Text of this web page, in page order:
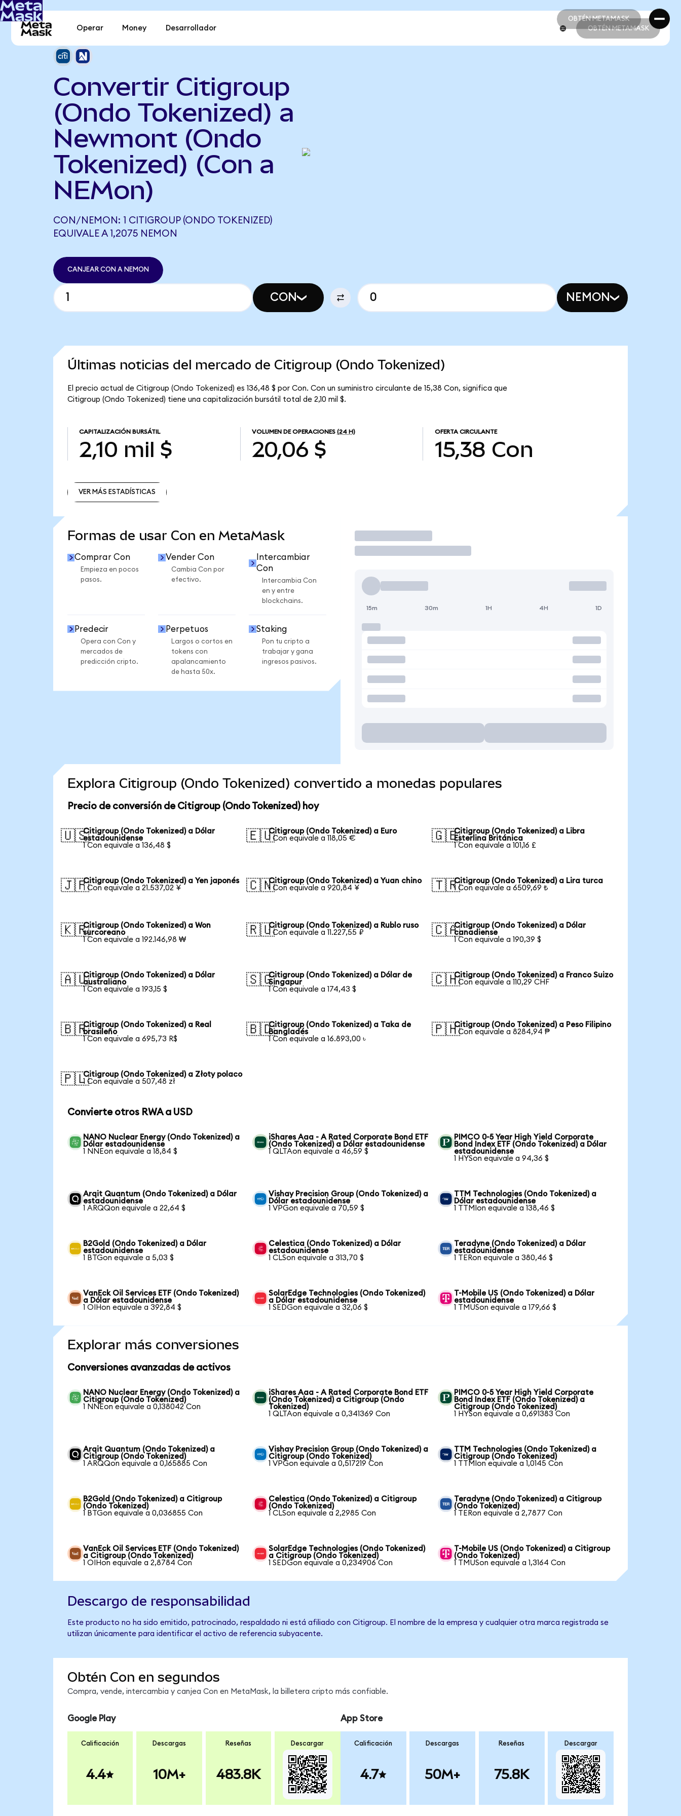
OBTÉN METAMASK
OBTÉN METAMASK
Operar Money Desarrollador OBTÉN METAMASK
Convertir Citigroup
(Ondo Tokenized) a
Newmont (Ondo
Tokenized) (Con a
NEMon)
CON/NEMON: 1 CITIGROUP (ONDO TOKENIZED)
EQUIVALE A 1,2075 NEMON
CANJEAR CON A NEMON
CON NEMON
Últimas noticias del mercado de Citigroup (Ondo Tokenized)
El precio actual de Citigroup (Ondo Tokenized) es 136,48 $ por Con. Con un suministro circulante de 15,38 Con, significa que
Citigroup (Ondo Tokenized) tiene una capitalización bursátil total de 2,10 mil $.
CAPITALIZACIÓN BURSÁTIL
2,10 mil $
VOLUMEN DE OPERACIONES (24 H)
20,06 $
OFERTA CIRCULANTE
15,38 Con
VER MÁS ESTADÍSTICAS
Formas de usar Con en MetaMask
Comprar Con
Empieza en pocos
pasos.
Vender Con
Cambia Con por
efectivo.
Intercambiar
Con
Intercambia Con
en y entre
blockchains.
Predecir
Opera con Con y
mercados de
predicción cripto.
Perpetuos
Largos o cortos en
tokens con
apalancamiento
de hasta 50x.
Staking
Pon tu cripto a
trabajar y gana
ingresos pasivos.
Operar
15m 30m 1H 4H 1D
Explora Citigroup (Ondo Tokenized) convertido a monedas populares
Precio de conversión de Citigroup (Ondo Tokenized) hoy
🇺🇸Citigroup (Ondo Tokenized) a Dólar
estadounidense
1 Con equivale a 136,48 $
🇪🇺Citigroup (Ondo Tokenized) a Euro
1 Con equivale a 118,05 €
🇬🇧Citigroup (Ondo Tokenized) a Libra
Esterlina Británica
1 Con equivale a 101,16 £
🇯🇵Citigroup (Ondo Tokenized) a Yen japonés
1 Con equivale a 21.537,02 ¥
🇨🇳Citigroup (Ondo Tokenized) a Yuan chino
1 Con equivale a 920,84 ¥
🇹🇷Citigroup (Ondo Tokenized) a Lira turca
1 Con equivale a 6509,69 ₺
🇰🇷Citigroup (Ondo Tokenized) a Won
surcoreano
1 Con equivale a 192.146,98 ₩
🇷🇺Citigroup (Ondo Tokenized) a Rublo ruso
1 Con equivale a 11.227,55 ₽
🇨🇦Citigroup (Ondo Tokenized) a Dólar
canadiense
1 Con equivale a 190,39 $
🇦🇺Citigroup (Ondo Tokenized) a Dólar
australiano
1 Con equivale a 193,15 $
🇸🇬Citigroup (Ondo Tokenized) a Dólar de
Singapur
1 Con equivale a 174,43 $
🇨🇭Citigroup (Ondo Tokenized) a Franco Suizo
1 Con equivale a 110,29 CHF
🇧🇷Citigroup (Ondo Tokenized) a Real
brasileño
1 Con equivale a 695,73 R$
🇧🇩Citigroup (Ondo Tokenized) a Taka de
Bangladés
1 Con equivale a 16.893,00 ৳
🇵🇭Citigroup (Ondo Tokenized) a Peso Filipino
1 Con equivale a 8284,94 ₱
🇵🇱Citigroup (Ondo Tokenized) a Złoty polaco
1 Con equivale a 507,48 zł
Convierte otros RWA a USD
NANO Nuclear Energy (Ondo Tokenized) a
Dólar estadounidense
1 NNEon equivale a 18,84 $
iShares Aaa - A Rated Corporate Bond ETF
(Ondo Tokenized) a Dólar estadounidense
1 QLTAon equivale a 46,59 $
PIMCO 0-5 Year High Yield Corporate
Bond Index ETF (Ondo Tokenized) a Dólar
estadounidense
1 HYSon equivale a 94,36 $
Arqit Quantum (Ondo Tokenized) a Dólar
estadounidense
1 ARQQon equivale a 22,64 $
Vishay Precision Group (Ondo Tokenized) a
Dólar estadounidense
1 VPGon equivale a 70,59 $
TTM Technologies (Ondo Tokenized) a
Dólar estadounidense
1 TTMIon equivale a 138,46 $
B2Gold (Ondo Tokenized) a Dólar
estadounidense
1 BTGon equivale a 5,03 $
Celestica (Ondo Tokenized) a Dólar
estadounidense
1 CLSon equivale a 313,70 $
Teradyne (Ondo Tokenized) a Dólar
estadounidense
1 TERon equivale a 380,46 $
VanEck Oil Services ETF (Ondo Tokenized)
a Dólar estadounidense
1 OIHon equivale a 392,84 $
SolarEdge Technologies (Ondo Tokenized)
a Dólar estadounidense
1 SEDGon equivale a 32,06 $
T-Mobile US (Ondo Tokenized) a Dólar
estadounidense
1 TMUSon equivale a 179,66 $
Explorar más conversiones
Conversiones avanzadas de activos
NANO Nuclear Energy (Ondo Tokenized) a
Citigroup (Ondo Tokenized)
1 NNEon equivale a 0,138042 Con
iShares Aaa - A Rated Corporate Bond ETF
(Ondo Tokenized) a Citigroup (Ondo
Tokenized)
1 QLTAon equivale a 0,341369 Con
PIMCO 0-5 Year High Yield Corporate
Bond Index ETF (Ondo Tokenized) a
Citigroup (Ondo Tokenized)
1 HYSon equivale a 0,691383 Con
Arqit Quantum (Ondo Tokenized) a
Citigroup (Ondo Tokenized)
1 ARQQon equivale a 0,165885 Con
Vishay Precision Group (Ondo Tokenized) a
Citigroup (Ondo Tokenized)
1 VPGon equivale a 0,517219 Con
TTM Technologies (Ondo Tokenized) a
Citigroup (Ondo Tokenized)
1 TTMIon equivale a 1,0145 Con
B2Gold (Ondo Tokenized) a Citigroup
(Ondo Tokenized)
1 BTGon equivale a 0,036855 Con
Celestica (Ondo Tokenized) a Citigroup
(Ondo Tokenized)
1 CLSon equivale a 2,2985 Con
Teradyne (Ondo Tokenized) a Citigroup
(Ondo Tokenized)
1 TERon equivale a 2,7877 Con
VanEck Oil Services ETF (Ondo Tokenized)
a Citigroup (Ondo Tokenized)
1 OIHon equivale a 2,8784 Con
SolarEdge Technologies (Ondo Tokenized)
a Citigroup (Ondo Tokenized)
1 SEDGon equivale a 0,234906 Con
T-Mobile US (Ondo Tokenized) a Citigroup
(Ondo Tokenized)
1 TMUSon equivale a 1,3164 Con
Descargo de responsabilidad
Este producto no ha sido emitido, patrocinado, respaldado ni está afiliado con Citigroup. El nombre de la empresa y cualquier otra marca registrada se
utilizan únicamente para identificar el activo de referencia subyacente.
Obtén Con en segundos
Compra, vende, intercambia y canjea Con en MetaMask, la billetera cripto más confiable.
Google Play
Calificación
4.4
Descargas
10M+
Reseñas
483.8K
Descargar
App Store
Calificación
4.7
Descargas
50M+
Reseñas
75.8K
Descargar